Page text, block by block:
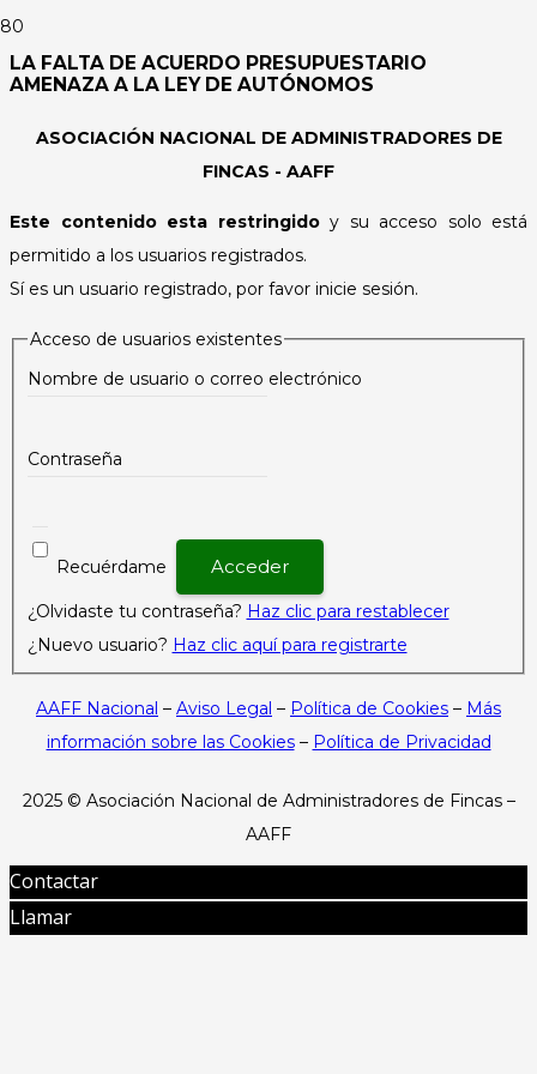
LA FALTA DE ACUERDO PRESUPUESTARIO
AMENAZA A LA LEY DE AUTÓNOMOS
ASOCIACIÓN NACIONAL DE ADMINISTRADORES DE
FINCAS - AAFF
Este contenido esta restringidoy su acceso solo está
permitido a los usuarios registrados.
Sí es un usuario registrado, por favor inicie sesión.
Acceso de usuarios existentes
Nombre de usuario o correo electrónico
Contraseña
Recuérdame
¿Olvidaste tu contraseña? Haz clic para restablecer
¿Nuevo usuario? Haz clic aquí para registrarte
AAFF Nacional – Aviso Legal – Política de Cookies – Más
información sobre las Cookies– Política de Privacidad
2025 © Asociación Nacional de Administradores de Fincas –
AAFF
Contactar
Llamar